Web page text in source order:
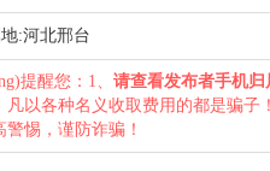
:河北邢台
提醒您：1、 请查看发布者手机
以各种名义收取费用的都是骗子！
警惕，谨防诈骗！